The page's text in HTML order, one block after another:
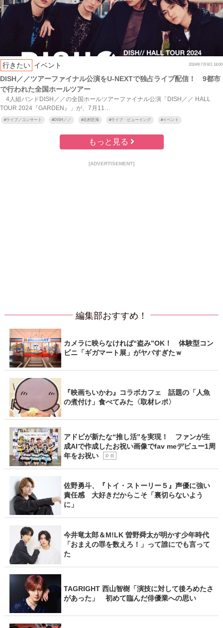
行きたい イベント 2024年7月9日 18:00
DISH／／ツアーファイナル公演をU-NEXTで独占ライブ配信！ 9都市
で行われた全国ホールツアー
4人組バンドDISH／／の全国ホールツアーファイナル公演「DISH／／ HALL
TOUR 2024『GARDEN』」が、7月11…
#ライブ／コンサート #DISH／／ #北村匠海 #ライブ・ビューイング #イベント
もっと見る
[ADVERTISEMENT]
編集部おすすめ！
カメラに映らなければ“盗み”OK！ 体験型コン
ビニ「ギガマート展」がヤバすぎたｗ
『映画ちいかわ』コラボカフェ 話題の「人魚
の煮付け」食べてみた〈取材レポ〉
アドビが新たな“推し活”を実現！ ファンが生
成AIで作成したお祝い画像でfav meデビュー1周
年をお祝い
P R
佐野勇斗、『トイ・ストーリー５』声優に強い
責任感 大好きだからこそ「裏切らないよう
に」
今井竜太郎＆M!LK 曽野舜太が明かす少年時代
「おまえの罪を数えろ！」って誰にでも言って
た
TAGRIGHT 西山智樹「演技に対して後ろめたさ
があった」 初めて臨んだ俳優業への思い